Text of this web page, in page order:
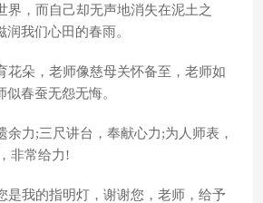
界，而自己却无声地消失在泥土之
我们心田的春雨。
花朵，老师像慈母关怀备至，老师如
春蚕无怨无悔。
余力;三尺讲台，奉献心力;为人师表，
非常给力!
是我的指明灯，谢谢您，老师，给予